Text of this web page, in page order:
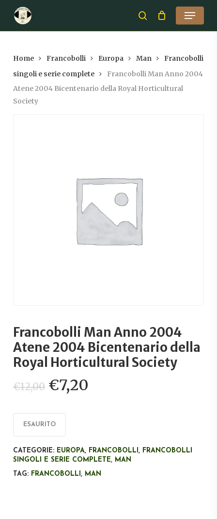
main
search
Menu
Home Francobolli Europa Man
Francobolli
singoli e serie complete
Francobolli Man Anno 2004
Atene 2004 Bicentenario della Royal Horticultural
Society
Francobolli Man Anno 2004
Atene 2004 Bicentenario della
Royal Horticultural Society
€12,00 Il
prezzo
originale
era:
€12,00.
€7,20
€7,20.
ESAURITO
CATEGORIE: EUROPA, FRANCOBOLLI, FRANCOBOLLI
SINGOLI E SERIE COMPLETE, MAN
TAG: FRANCOBOLLI, MAN
Close